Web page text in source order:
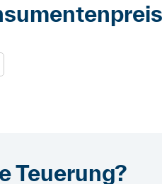
Teuerung?